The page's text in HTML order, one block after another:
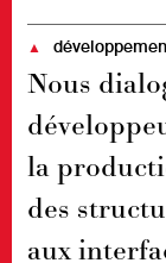
▲
Nous
la
des
aux